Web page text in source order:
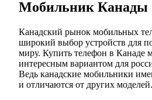
Мобильник Канады
Канадский рынок мобильных
широкий выбор устройств для
миру. Купить телефон в Канаде
интересным вариантом для
Ведь канадские мобильники
и отличаются от других моделей.